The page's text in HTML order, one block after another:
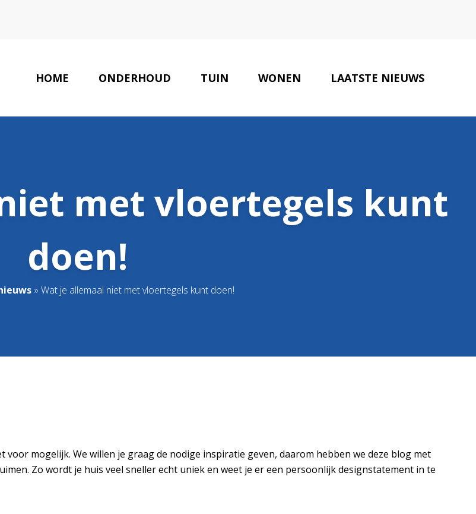
HOME ONDERHOUD TUIN WONEN LAATSTE NIEUWS
met vloertegels kunt
doen!
» Wat je allemaal niet met vloertegels kunt doen!
voor mogelijk. We willen je graag de nodige inspiratie geven, daarom hebben we deze blog met
Zo wordt je huis veel sneller echt uniek en weet je er een persoonlijk designstatement in te